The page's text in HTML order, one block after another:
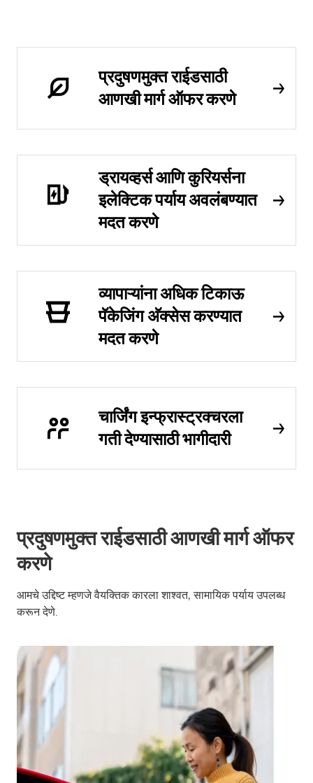
प्रदुषणमुक्त राईडसाठी
आणखी मार्ग ऑफर करणे
ड्रायव्हर्स आणि कुरियर्सना
इलेक्टिक पर्याय अवलंबण्यात
मदत करणे
व्यापाऱ्यांना अधिक टिकाऊ
पॅकेजिंग अ‍ॅक्सेस करण्यात
मदत करणे
चार्जिंग इन्फ्रास्ट्रक्चरला
गती देण्यासाठी भागीदारी
प्रदुषणमुक्त राईडसाठी आणखी मार्ग ऑफर
करणे
आमचे उद्दिष्ट म्हणजे वैयक्तिक कारला शाश्वत, सामायिक पर्याय उपलब्ध
करून देणे.